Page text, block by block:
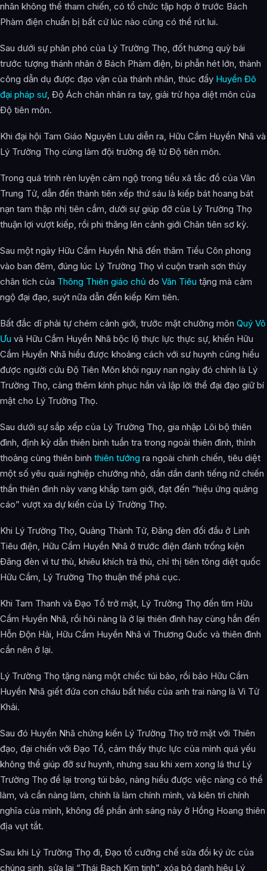
nhân không thể tham chiến, có tổ chức tập hợp ở trước Bách
Phàm điện chuẩn bị bất cứ lúc nào cũng có thể rút lui.
Sau dưới sự phân phó của Lý Trường Thọ, đốt hương quỳ bái
trước tượng thánh nhân ở Bách Phàm điện, bi phẫn hét lớn, thành
công dẫn dụ được đạo vận của thánh nhân, thúc đẩy Huyền Đô
đại pháp sư, Độ Ách chân nhân ra tay, giải trừ họa diệt môn của
Độ tiên môn.
Khi đại hội Tam Giáo Nguyên Lưu diễn ra, Hữu Cầm Huyền Nhã và
Lý Trường Thọ cùng làm đội trưởng đệ tử Độ tiên môn.
Trong quá trình rèn luyện cảm ngộ trong tiểu xã tắc đồ của Vân
Trung Tử, dẫn đến thành tiên xếp thứ sáu là kiếp bát hoang bát
nạn tam thập nhị tiên cầm, dưới sự giúp đỡ của Lý Trường Thọ
thuận lợi vượt kiếp, rồi phi thăng lên cảnh giới Chân tiên sơ kỳ.
Sau một ngày Hữu Cầm Huyền Nhã đến thăm Tiểu Côn phong
vào ban đêm, đúng lúc Lý Trường Thọ vì cuộn tranh sơn thủy
chân tích của Thông Thiên giáo chủ do Vân Tiêu tặng mà cảm
ngộ đại đạo, suýt nữa dẫn đến kiếp Kim tiên.
Bất đắc dĩ phải tự chém cảnh giới, trước mặt chưởng môn Quý Vô
Ưu và Hữu Cầm Huyền Nhã bộc lộ thực lực thực sự, khiến Hữu
Cầm Huyền Nhã hiểu được khoảng cách với sư huynh cũng hiểu
được người cứu Độ Tiên Môn khỏi nguy nan ngày đó chính là Lý
Trường Thọ, càng thêm kính phục hắn và lập lời thề đại đạo giữ bí
mật cho Lý Trường Thọ.
Sau dưới sự sắp xếp của Lý Trường Thọ, gia nhập Lôi bộ thiên
đình, định kỳ dẫn thiên binh tuần tra trong ngoài thiên đình, thỉnh
thoảng cùng thiên binh thiên tướng ra ngoài chinh chiến, tiêu diệt
một số yêu quái nghiệp chướng nhỏ, dần dần danh tiếng nữ chiến
thần thiên đình này vang khắp tam giới, đạt đến “hiệu ứng quảng
cáo” vượt xa dự kiến của Lý Trường Thọ.
Khi Lý Trường Thọ, Quảng Thành Tử, Đăng đèn đối đầu ở Linh
Tiêu điện, Hữu Cầm Huyền Nhã ở trước điện đánh trống kiện
Đăng đèn vì tư thù, khiêu khích trả thù, chỉ thị tiên tông diệt quốc
Hữu Cầm, Lý Trường Thọ thuận thế phá cục.
Khi Tam Thanh và Đạo Tổ trở mặt, Lý Trường Thọ đến tìm Hữu
Cầm Huyền Nhã, rồi hỏi nàng là ở lại thiên đình hay cùng hắn đến
Hỗn Độn Hải, Hữu Cầm Huyền Nhã vì Thương Quốc và thiên đình
cần nên ở lại.
Lý Trường Thọ tặng nàng một chiếc túi bảo, rồi bảo Hữu Cầm
Huyền Nhã giết đứa con cháu bất hiếu của anh trai nàng là Vi Tử
Khải.
Sau đó Huyền Nhã chứng kiến Lý Trường Thọ trở mặt với Thiên
đạo, đại chiến với Đạo Tổ, cảm thấy thực lực của mình quá yếu
không thể giúp đỡ sư huynh, nhưng sau khi xem xong lá thư Lý
Trường Thọ để lại trong túi bảo, nàng hiểu được việc nàng có thể
làm, và cần nàng làm, chính là làm chính mình, và kiên trì chính
nghĩa của mình, không để phần ánh sáng này ở Hồng Hoang thiên
địa vụt tắt.
Sau khi Lý Trường Thọ đi, Đạo tổ cưỡng chế sửa đổi ký ức của
chúng sinh, sửa lại “Thái Bạch Kim tinh”, xóa bỏ danh hiệu Lý